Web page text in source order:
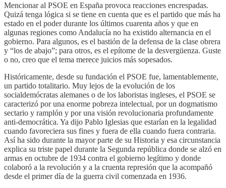
Mencionar al PSOE en España provoca reacciones encrespadas.
Quizá tenga lógica si se tiene en cuenta que es el partido que más ha
estado en el poder durante los últimos cuarenta años y que en
algunas regiones como Andalucía no ha existido alternancia en el
gobierno. Para algunos, es el bastión de la defensa de la clase obrera
y “los de abajo”; para otros, es el epítome de la desvergüenza. Guste
o no, creo que el tema merece juicios más sopesados.
Históricamente, desde su fundación el PSOE fue, lamentablemente,
un partido totalitario. Muy lejos de la evolución de los
socialdemócratas alemanes o de los laboristas ingleses, el PSOE se
caracterizó por una enorme pobreza intelectual, por un dogmatismo
sectario y ramplón y por una visión revolucionaria profundamente
anti-democrática. Ya dijo Pablo Iglesias que estarían en la legalidad
cuando favoreciera sus fines y fuera de ella cuando fuera contraria.
Así ha sido durante la mayor parte de su Historia y esa circunstancia
explica su triste papel durante la Segunda república donde se alzó en
armas en octubre de 1934 contra el gobierno legítimo y donde
colaboró a la revolución y a la cruenta represión que la acompañó
desde el primer día de la guerra civil comenzada en 1936.